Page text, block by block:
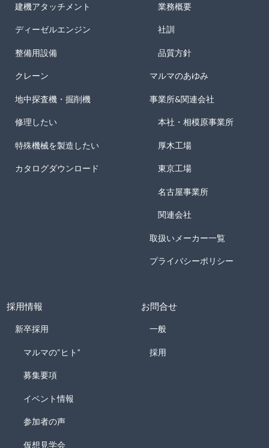
建機アタッチメント
ディーゼルエンジン
整備用設備
クレーン
地中探査機・掘削機
修理したい
特殊機械を製造したい
カタログダウンロード
業務概要
社訓
品質方針
マルマのあゆみ
事業所&関連会社
本社・相模原事業所
厚木工場
東京工場
名古屋事業所
関連会社
取扱いメーカー一覧
プライバシーポリシー
採用情報
新卒採用
マルマの“ヒト”
募集要項
イベント情報
参加者の声
仮想見学会
お問合せ
一般
採用